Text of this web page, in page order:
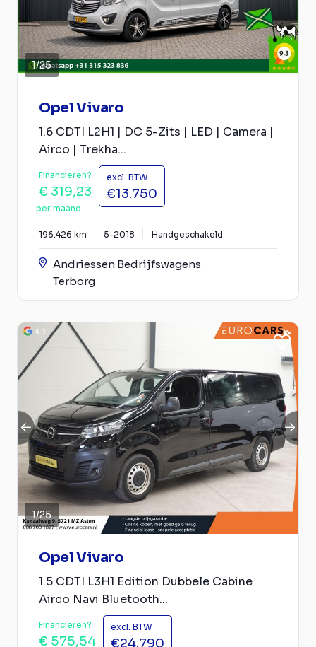
1/25
Opel Vivaro
1.6 CDTI L2H1 | DC 5-Zits | LED | Camera |
Airco | Trekha...
Financieren?
€ 319,23
per maand
excl. BTW
€13.750
196.426 km 5-2018 Handgeschakeld
Andriessen Bedrijfswagens
Terborg
1/25
Opel Vivaro
1.5 CDTI L3H1 Edition Dubbele Cabine
Airco Navi Bluetooth...
Financieren?
€ 575,54
excl. BTW
€24.790